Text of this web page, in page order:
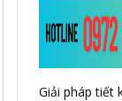
Giải pháp tiết